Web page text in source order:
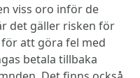
viss oro inför de
det gäller risken för
att göra fel med
betala tillbaka